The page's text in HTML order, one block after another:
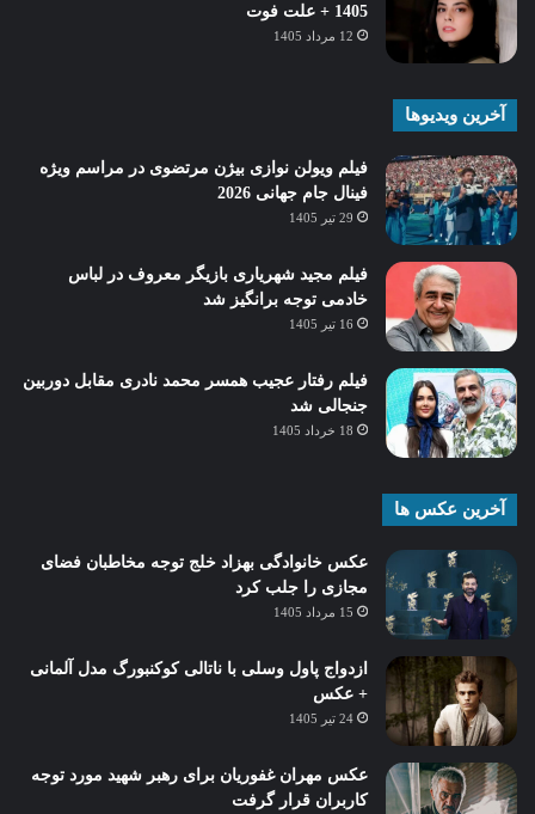
1405 + علت فوت
12 مرداد 1405
آخرین ویدیوها
فیلم ویولن نوازی بیژن مرتضوی در مراسم ویژه
فینال جام جهانی 2026
29 تیر 1405
فیلم مجید شهریاری بازیگر معروف در لباس
خادمی توجه برانگیز شد
16 تیر 1405
فیلم رفتار عجیب همسر محمد نادری مقابل دوربین
جنجالی شد
18 خرداد 1405
آخرین عکس ها
عکس خانوادگی بهزاد خلج توجه مخاطبان فضای
مجازی را جلب کرد
15 مرداد 1405
ازدواج پاول وسلی با ناتالی کوکنبورگ مدل آلمانی
+ عکس
24 تیر 1405
عکس مهران غفوریان برای رهبر شهید مورد توجه
کاربران قرار گرفت